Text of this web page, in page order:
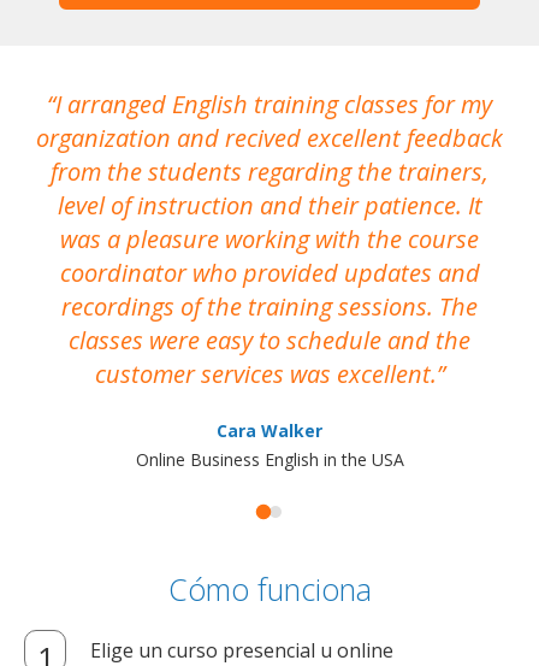
I arranged English training classes for my
organization and recived excellent feedback
from the students regarding the trainers,
level of instruction and their patience. It
was a pleasure working with the course
coordinator who provided updates and
recordings of the training sessions. The
classes were easy to schedule and the
customer services was excellent.
Cara Walker
Online Business English in the USA
Cómo funciona
Elige un curso presencial u online